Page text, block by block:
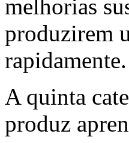
melhorias
produzirem
rapidamente.
A quinta
produz